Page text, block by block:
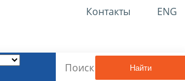
Контакты ENG
Найти